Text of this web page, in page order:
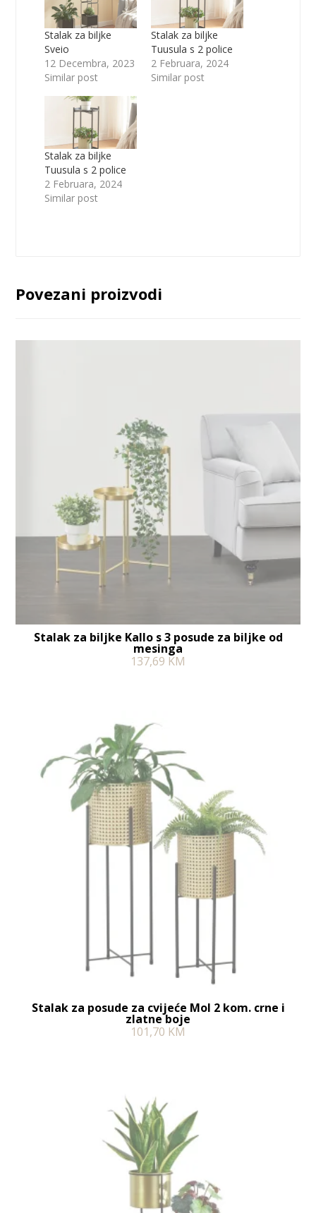
Stalak za biljke
Sveio
12 Decembra, 2023
Similar post
Stalak za biljke
Tuusula s 2 police
2 Februara, 2024
Similar post
Stalak za biljke
Tuusula s 2 police
2 Februara, 2024
Similar post
Povezani proizvodi
Stalak za biljke Kallo s 3 posude za biljke od
mesinga
137,69 KM
Stalak za posude za cvijeće Mol 2 kom. crne i
zlatne boje
101,70 KM